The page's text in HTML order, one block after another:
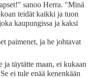
sanoo Herra. "Minä
teidät kaikki ja tuon
kaupungissa ja kaksi
paimenet, ja he johtavat
ja täytätte maan, ei kukaan
ei tule enää kenenkään